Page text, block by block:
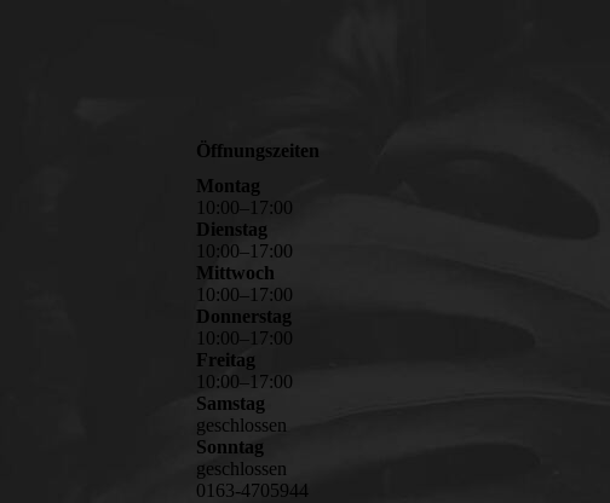
Öffnungszeiten
Montag
10:00– 17:00
Dienstag
10:00–17:00
Mittwoch
10:00–17:00
Donnerstag
10:00– 17:00
Freitag
10:00–17:00
Samstag
geschlossen
Sonntag
geschlossen
0163-4705944